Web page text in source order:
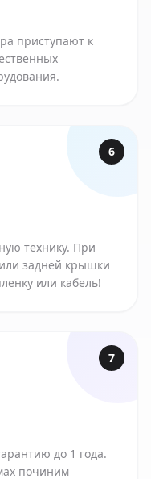
приступают к
6
технику. При
задней крышки
или кабель!
7
до 1 года.
починим